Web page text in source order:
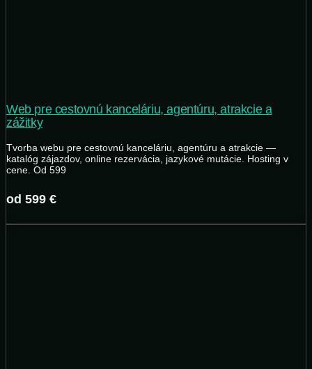
Web pre cestovnú kanceláriu, agentúru, atrakcie a
zážitky
Tvorba webu pre cestovnú kanceláriu, agentúru a atrakcie —
katalóg zájazdov, online rezervácia, jazykové mutácie. Hosting v
cene. Od 599
od 599 €